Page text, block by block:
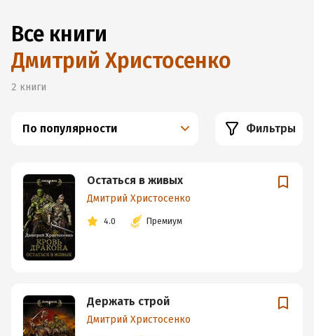
Все книги
Дмитрий Христосенко
2 книги
По популярности Фильтры
Остаться в живых
Дмитрий Христосенко
4.0 Премиум
Держать строй
Дмитрий Христосенко